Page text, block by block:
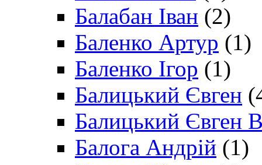
Балабан Іван (2)
Баленко Артур (1)
Баленко Ігор (1)
Балицький Євген
Балицький Євген
Балога Андрій (1)